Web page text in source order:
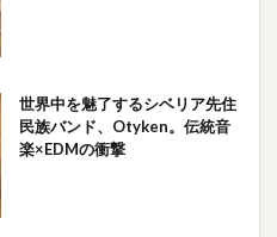
世界中を魅了するシベリア先住
民族バンド、Otyken。伝統音
楽×EDMの衝撃